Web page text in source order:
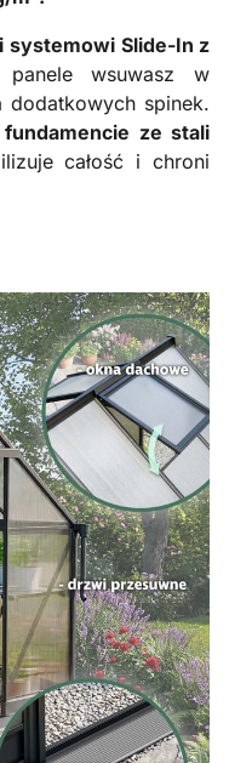
systemowi Slide-In z
wsuwasz w
spinek.
fundamencie ze stali
całość i chroni